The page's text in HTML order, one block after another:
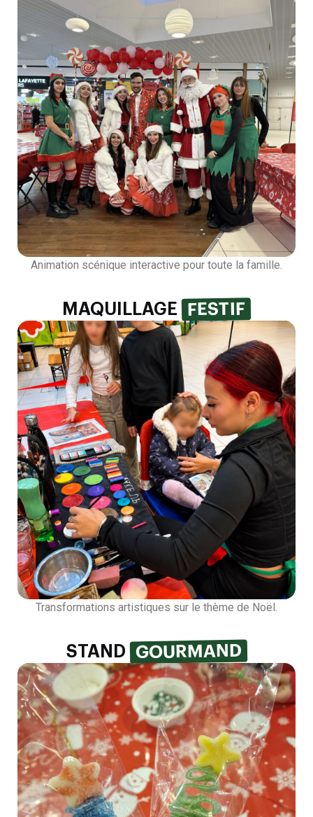
Animation scénique interactive pour toute la famille.
MAQUILLAGE FESTIF
Transformations artistiques sur le thème de Noël.
STAND GOURMAND